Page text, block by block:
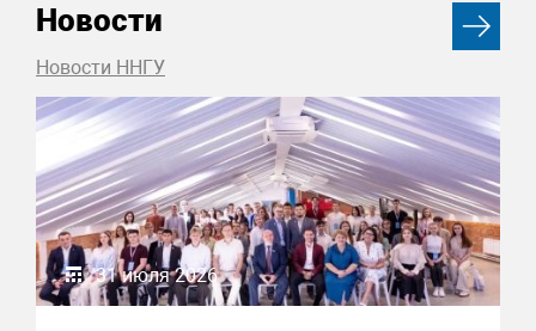
Новости
Новости ННГУ
31 июля 2026